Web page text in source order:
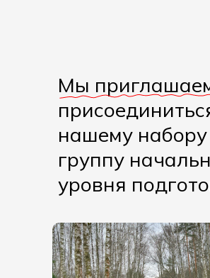
Мы
нашему набору
группу
уровня